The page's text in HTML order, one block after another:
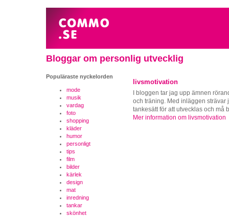
Bloggar om personlig utvecklig
Populäraste nyckelorden
mode
musik
vardag
foto
shopping
kläder
humor
personligt
tips
film
bilder
kärlek
design
mat
inredning
tankar
skönhet
livsmotivation
I bloggen tar jag upp ämnen
och träning. Med inläggen strävar
tankesätt för att utvecklas och må
Mer information om livsmotivation